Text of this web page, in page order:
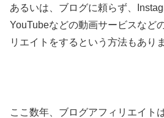
あるいは、ブログに頼らず、
YouTubeなどの動画サービスなど
リエイトをするという方法もありま
ここ数年、ブログアフィリエイト